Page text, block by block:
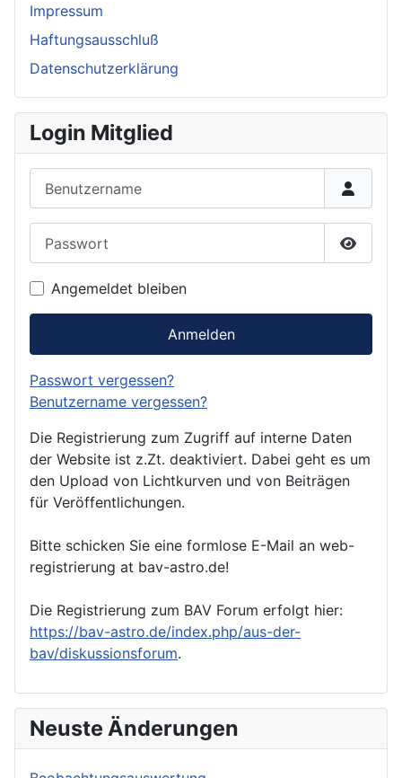
Impressum
Haftungsausschluß
Datenschutzerklärung
Login Mitglied
Angemeldet bleiben
Anmelden
Passwort vergessen?
Benutzername vergessen?
Die Registrierung zum Zugriff auf interne Daten
der Website ist z.Zt. deaktiviert. Dabei geht es um
den Upload von Lichtkurven und von Beiträgen
für Veröffentlichungen.
Bitte schicken Sie eine formlose E-Mail an web-
registrierung at bav-astro.de!
Die Registrierung zum BAV Forum erfolgt hier:
https://bav-astro.de/index.php/aus-der-
bav/diskussionsforum.
Neuste Änderungen